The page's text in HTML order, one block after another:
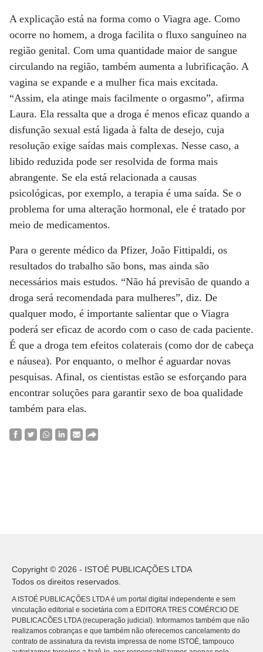
A explicação está na forma como o Viagra age. Como
ocorre no homem, a droga facilita o fluxo sanguíneo na
região genital. Com uma quantidade maior de sangue
circulando na região, também aumenta a lubrificação. A
vagina se expande e a mulher fica mais excitada.
“Assim, ela atinge mais facilmente o orgasmo”, afirma
Laura. Ela ressalta que a droga é menos eficaz quando a
disfunção sexual está ligada à falta de desejo, cuja
resolução exige saídas mais complexas. Nesse caso, a
libido reduzida pode ser resolvida de forma mais
abrangente. Se ela está relacionada a causas
psicológicas, por exemplo, a terapia é uma saída. Se o
problema for uma alteração hormonal, ele é tratado por
meio de medicamentos.
Para o gerente médico da Pfizer, João Fittipaldi, os
resultados do trabalho são bons, mas ainda são
necessários mais estudos. “Não há previsão de quando a
droga será recomendada para mulheres”, diz. De
qualquer modo, é importante salientar que o Viagra
poderá ser eficaz de acordo com o caso de cada paciente.
É que a droga tem efeitos colaterais (como dor de cabeça
e náusea). Por enquanto, o melhor é aguardar novas
pesquisas. Afinal, os cientistas estão se esforçando para
encontrar soluções para garantir sexo de boa qualidade
também para elas.
Copyright © 2026 - ISTOÉ PUBLICAÇÕES LTDA
Todos os direitos reservados.
A ISTOÉ PUBLICAÇÕES LTDA é um portal digital independente e sem
vinculação editorial e societária com a EDITORA TRES COMÉRCIO DE
PUBLICACÕES LTDA (recuperação judicial). Informamos também que não
realizamos cobranças e que também não oferecemos cancelamento do
contrato de assinatura da revista impressa de nome ISTOÉ, tampouco